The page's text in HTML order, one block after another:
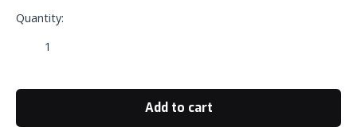
Quantity:
Bidón
Apilable
Add to cart